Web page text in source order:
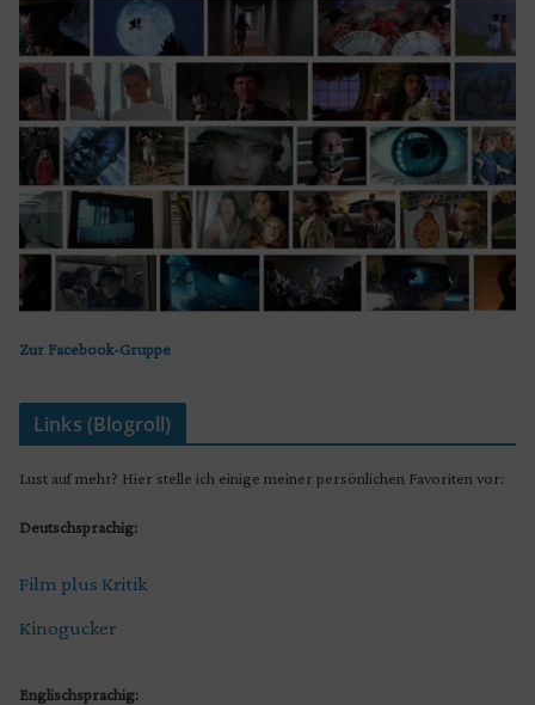
Zur Facebook-Gruppe
Links (Blogroll)
Lust auf mehr? Hier stelle ich einige meiner persönlichen Favoriten vor:
Deutschsprachig:
Film plus Kritik
Kinogucker
Englischsprachig: